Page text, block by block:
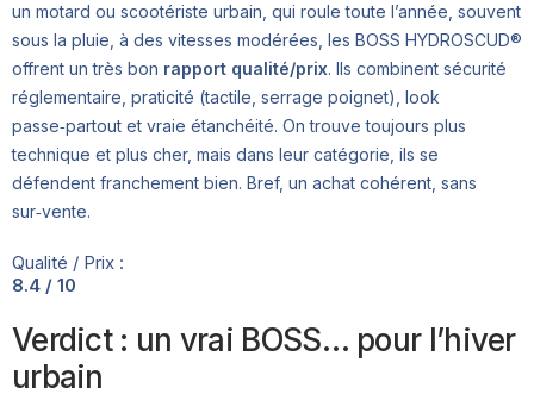
un motard ou scootériste urbain, qui roule toute l’année, souvent
sous la pluie, à des vitesses modérées, les BOSS HYDROSCUD®
offrent un très bon rapport qualité/prix. Ils combinent sécurité
réglementaire, praticité (tactile, serrage poignet), look
passe‑partout et vraie étanchéité. On trouve toujours plus
technique et plus cher, mais dans leur catégorie, ils se
défendent franchement bien. Bref, un achat cohérent, sans
sur‑vente.
Qualité / Prix :
8.4 / 10
Verdict : un vrai BOSS… pour l’hiver
urbain